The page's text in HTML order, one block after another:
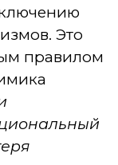
Это
правилом